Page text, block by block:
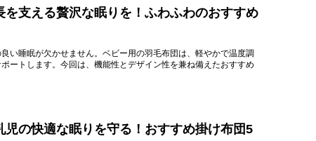
を支える贅沢な眠りを！ふわふわのおすすめ
い睡眠が欠かせません。ベビー用の羽毛布団は、軽やかで温度調
ートします。今回は、機能性とデザイン性を兼ね備えたおすすめ
児の快適な眠りを守る！おすすめ掛け布団5